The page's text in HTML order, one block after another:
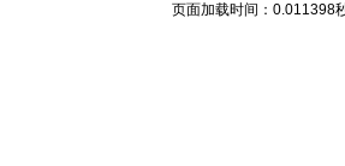
页面加载时间：0.011398